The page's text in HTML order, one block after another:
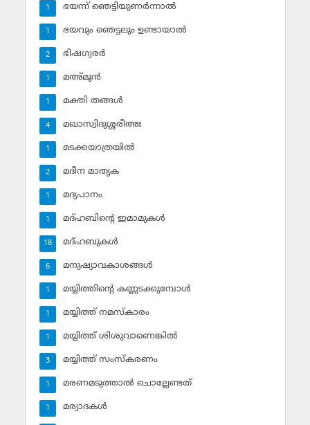
ഭയന്ന് ഞെട്ടിയുണര്‍ന്നാല്‍
1
ഭയവും ഞെട്ടലും ഉണ്ടായാല്‍
1
ഭിഷഗ്വരര്‍
2
മഅ്മൂന്‍
1
മക്തി തങ്ങള്‍
1
മഖാസ്വിദുശ്ശരീഅഃ
4
മടക്കയാത്രയില്‍
1
മദീന മാതൃക
2
മദ്യപാനം
1
മദ്ഹബിന്റെ ഇമാമുകള്‍
1
മദ്ഹബുകള്‍
18
മനുഷ്യാവകാശങ്ങള്‍
6
മയ്യിത്തിന്റെ കണ്ണടക്കുമ്പോള്‍
1
മയ്യിത്ത് നമസ്‌കാരം
1
മയ്യിത്ത് ശിശുവാണെങ്കില്‍
1
മയ്യിത്ത് സംസ്‌കരണം
3
മരണമടുത്താല്‍ ചൊല്ലേണ്ടത്
1
മര്യാദകള്‍
1